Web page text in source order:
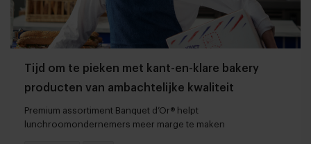
Tijd om te pieken met kant-en-klare bakery
producten van ambachtelijke kwaliteit
Premium assortiment Banquet d’Or® helpt
lunchroomondernemers meer marge te maken